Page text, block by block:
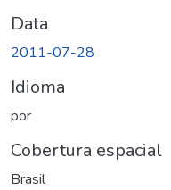
Data
2011-07-28
Idioma
por
Cobertura espacial
Brasil